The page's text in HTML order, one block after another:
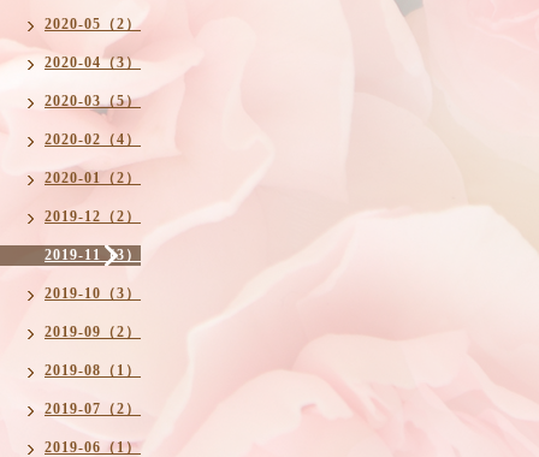
2020-05（2）
2020-04（3）
2020-03（5）
2020-02（4）
2020-01（2）
2019-12（2）
2019-11（3）
2019-10（3）
2019-09（2）
2019-08（1）
2019-07（2）
2019-06（1）